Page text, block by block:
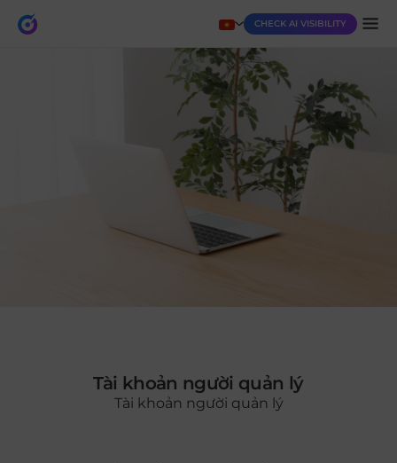
CHECK AI VISIBILITY
Tài khoản người quản lý
Tài khoản người quản lý